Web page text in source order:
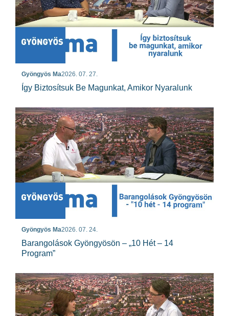
Gyöngyös Ma2026. 07. 27.
Így Biztosítsuk Be Magunkat, Amikor Nyaralunk
Gyöngyös Ma2026. 07. 24.
Barangolások Gyöngyösön – „10 Hét – 14
Program”